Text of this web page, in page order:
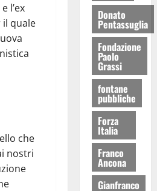
l’ex
il quale
che
nostri
Donato
Pentassuglia
Fondazione
Paolo
Grassi
fontane
pubbliche
Forza
Italia
Franco
Ancona
Gianfranco